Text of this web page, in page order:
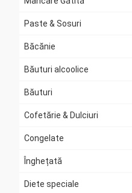
Iaurt, sana, chefir
Brânzeturi proaspete
Paste & Sosuri
Băcănie
Băuturi alcoolice
Băuturi
Cofetărie & Dulciuri
Congelate
Înghețată
Diete speciale